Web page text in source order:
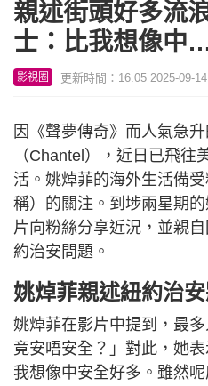
親述街頭好多流
士：比我想像
影視圈 更新時間：16:05 2025-09-
因《聲夢傳奇》而人氣急
（Chantel），近日已飛往
活。姚焯菲的海外生活備
稱）的關注。到埗兩星期
片向粉絲分享近況，並親
約治安問題。
姚焯菲親述紐約治
姚焯菲在影片中提到，最
竟安唔安全？」對此，她
我想像中安全好多。雖然